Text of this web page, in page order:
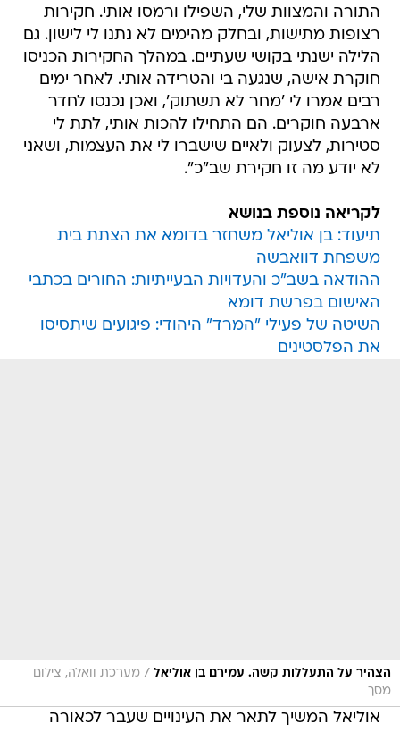
התורה והמצוות שלי, השפילו ורמסו אותי. חקירות
רצופות מתישות, ובחלק מהימים לא נתנו לי לישון. גם
הלילה ישנתי בקושי שעתיים. במהלך החקירות הכניסו
חוקרת אישה, שנגעה בי והטרידה אותי. לאחר ימים
רבים אמרו לי 'מחר לא תשתוק', ואכן נכנסו לחדר
ארבעה חוקרים. הם התחילו להכות אותי, לתת לי
סטירות, לצעוק ולאיים שישברו לי את העצמות, ושאני
לא יודע מה זו חקירת שב"כ".
לקריאה נוספת בנושא
תיעוד: בן אוליאל משחזר בדומא את הצתת בית
משפחת דוואבשה
ההודאה בשב"כ והעדויות הבעייתיות: החורים בכתבי
האישום בפרשת דומא
השיטה של פעילי "המרד" היהודי: פיגועים שיתסיסו
את הפלסטינים
הצהיר על התעללות קשה. עמירם בן אוליאל / מערכת וואלה, צילום
מסך
אוליאל המשיך לתאר את העינויים שעבר לכאורה